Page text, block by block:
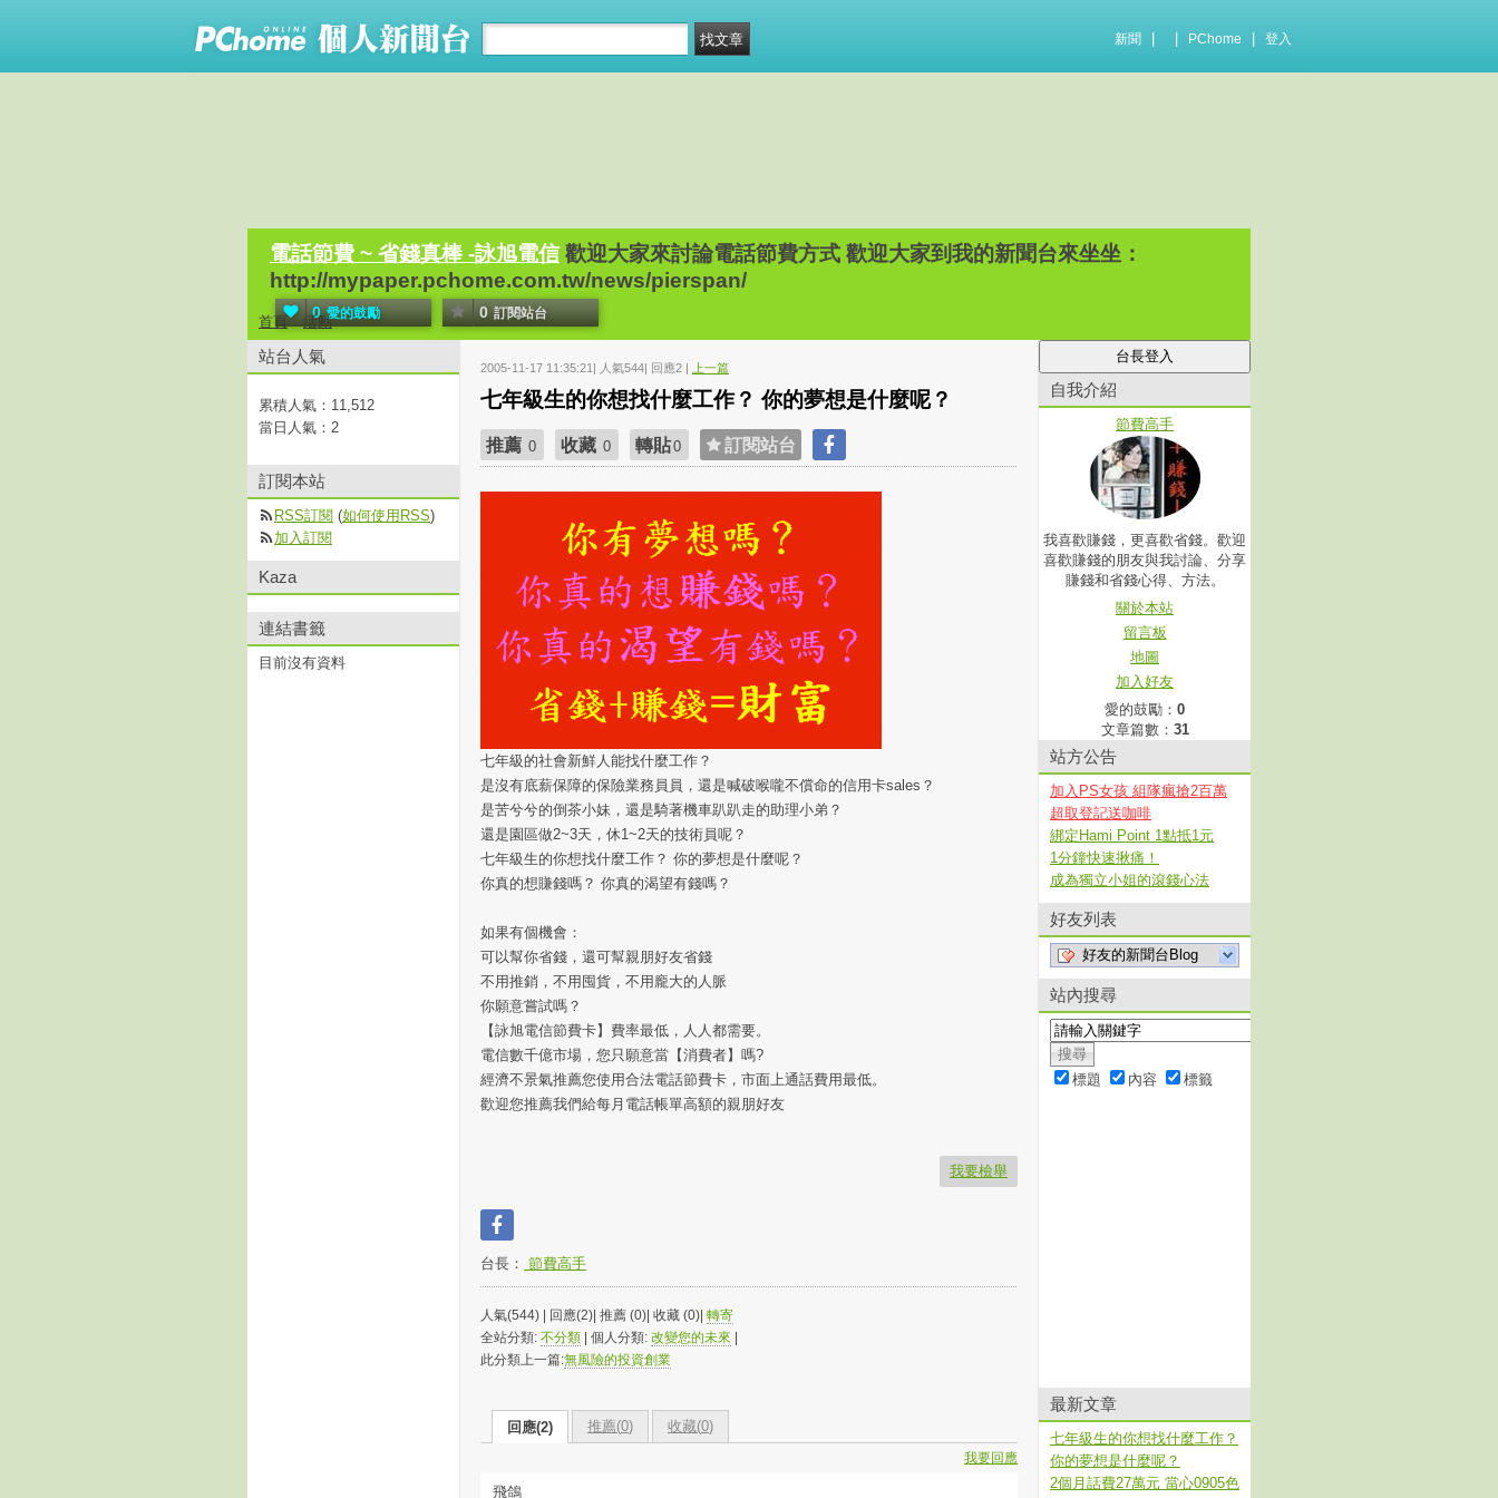
新聞 PChome 登入
電話節費 ~ 省錢真棒 -詠旭電信 歡迎大家來討論電話節費方式 歡迎大家到我的新聞台來坐坐：
http://mypaper.pchome.com.tw/news/pierspan/
0 愛的鼓勵 0 訂閱站台
首頁 活動
2005-11-17 11:35:21| 人氣544| 回應2 | 上一篇
七年級生的你想找什麼工作？ 你的夢想是什麼呢？
推薦 0 收藏 0 轉貼0 訂閱站台
七年級的社會新鮮人能找什麼工作？
是沒有底薪保障的保險業務員員，還是喊破喉嚨不償命的信用卡sales？
是苦兮兮的倒茶小妹，還是騎著機車趴趴走的助理小弟？
還是園區做2~3天，休1~2天的技術員呢？
七年級生的你想找什麼工作？ 你的夢想是什麼呢？
你真的想賺錢嗎？ 你真的渴望有錢嗎？
如果有個機會：
可以幫你省錢，還可幫親朋好友省錢
不用推銷，不用囤貨，不用龐大的人脈
你願意嘗試嗎？
【詠旭電信節費卡】費率最低，人人都需要。
電信數千億市場，您只願意當【消費者】嗎?
經濟不景氣推薦您使用合法電話節費卡，市面上通話費用最低。
歡迎您推薦我們給每月電話帳單高額的親朋好友
我要檢舉
台長： 節費高手
人氣(544) | 回應(2)| 推薦 (0)| 收藏 (0)| 轉寄
全站分類: 不分類 | 個人分類: 改變您的未來
此分類上一篇:無風險的投資創業
回應(2) 推薦(0) 收藏(0)
我要回應
飛鴿
自我介紹
節費高手
我喜歡賺錢，更喜歡省錢。歡迎
喜歡賺錢的朋友與我討論、分享
賺錢和省錢心得、方法。
關於本站
留言板
地圖
加入好友
愛的鼓勵： 0
文章篇數： 31
站方公告
加入PS女孩 組隊瘋搶2百萬
超取登記送咖啡
綁定Hami Point 1點抵1元
1分鐘快速揪痛！
成為獨立小姐的滾錢心法
好友列表
好友的新聞台Blog
站內搜尋
標題 內容 標籤
最新文章
七年級生的你想找什麼工作？
你的夢想是什麼呢？
2個月話費27萬元 當心0905色
站台人氣
累積人氣： 11,512
當日人氣： 2
訂閱本站
RSS訂閱 (如何使用RSS)
加入訂閱
Kaza
連結書籤
目前沒有資料